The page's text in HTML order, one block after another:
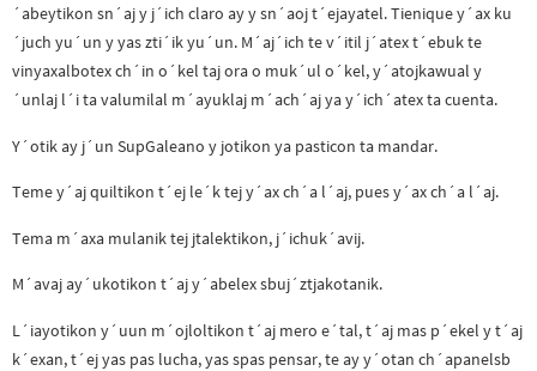
´abeytikon sn´aj y j´ich claro ay y sn´aoj t´ejayatel. Tienique y´ax ku
´juch yu´un y yas zti´ik yu´un. M´aj´ich te v´itil j´atex t´ebuk te
vinyaxalbotex ch´in o´kel taj ora o muk´ul o´kel, y´atojkawual y
´unlaj l´i ta valumilal m´ayuklaj m´ach´aj ya y´ich´atex ta cuenta.
Y´otik ay j´un SupGaleano y jotikon ya pasticon ta mandar.
Teme y´aj quiltikon t´ej le´k tej y´ax ch´a l´aj, pues y´ax ch´a l´aj.
Tema m´axa mulanik tej jtalektikon, j´ichuk´avij.
M´avaj ay´ukotikon t´aj y´abelex sbuj´ztjakotanik.
L´iayotikon y´uun m´ojloltikon t´aj mero e´tal, t´aj mas p´ekel y t´aj
k´exan, t´ej yas pas lucha, yas spas pensar, te ay y´otan ch´apanelsb